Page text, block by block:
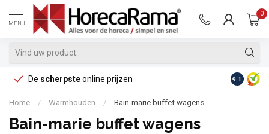
MENU
0
De scherpsteonline prijzen Op
9.1
Home / Warmhouden / Bain-marie buffet wagens
Bain-marie buffet wagens